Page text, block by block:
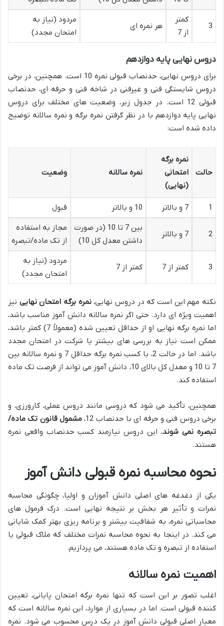
3
کمتر
از 7
هر نمره ای
مردود (نیاز به
امتحان مجدد)
دروس نهایی پایه دوازدهم
برای دروس نهایی، حدنصاب قبولی نمره 10 است. همچنین، در برخی
دروس شایستگی فنی و غیرفنی در شاخه فنی و حرفه ای، حدنصاب
قبولی 12 است. در جدول زیر، وضعیت های مختلف برای دروس
نهایی پایه دوازدهم با در نظر گرفتن نمره برگه و نمره سالانه توضیح
داده شده است:
حالت
نمره برگه
امتحانی
(نهایی)
نمره سالانه وضعیت
1 7 و بالاتر 10 و بالاتر قبول
2 7 و بالاتر
بین 7 تا 10 (در صورت
داشتن معدل کل 10)
مجاز به استفاده
از تک ماده/تبصره
3 کمتر از 7 کمتر از 7
مردود (نیاز به
امتحان مجدد)
نکته مهم این است که در دروس نهایی،نمره برگه امتحان نهایی نیز
اهمیت ویژه ای دارد. حتی اگر نمره سالانه دانش آموز مناسب باشد،
اما نمره برگه نهایی او از حداقل تعیین شده (معمولاً 7) کمتر باشد،
ممکن است نیاز به بررسی های بیشتر یا شرکت در امتحان مجدد
باشد. اما در حالت 2، با کسب نمره برگه حداقل 7 و نمره سالانه بین
7 تا 10 و معدل کل بالای 10، دانش آموز می تواند از فرصت تک ماده
استفاده کند.
همچنین، تأکید می شود که دروسی مانند دروس عملی، کارورزی، و
برخی دروس فنی و حرفه ای با حدنصاب 12،
مشمول قانون تک ماده/
تبصره نمی شوند. این دروس نیازمند کسب حدنصاب واقعی نمره
هستند.
نحوه محاسبه نمره قبولی دانش آموز
یکی از دغدغه های اصلی دانش آموزان و اولیا، چگونگی محاسبه
نمرات و تأثیر هر بخش بر نتیجه نهایی است. درک فرمول های
محاسباتی نمره، به شفافیت بیشتر و برنامه ریزی بهتر کمک شایانی
می کند. در اینجا به نحوه محاسبه نمرات مختلف که ملاک قبولی یا
استفاده از تبصره و تک ماده هستند، می پردازیم.
اهمیت نمره سالانه
اغلب تصور بر این است که تنها نمره برگه امتحان پایانی، تعیین
کننده قبولی است. اما در بسیاری از موارد، این نمره سالانه است که
معیار اصلی قبولی دانش آموز در یک درس محسوب می شود. نمره